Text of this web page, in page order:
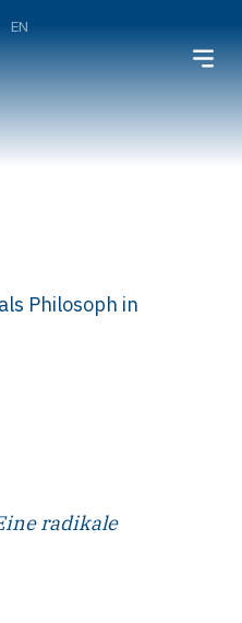
EN
Philosoph in
radikale